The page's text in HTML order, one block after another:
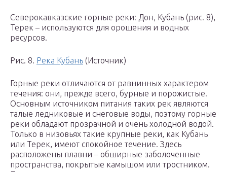
Северокавказские горные реки: Дон, Кубань (рис. 8),
Терек – используются для орошения и водных
ресурсов.
Рис. 8. Река Кубань (Источник)
Горные реки отличаются от равнинных характером
течения: они, прежде всего, бурные и порожистые.
Основным источником питания таких рек являются
талые ледниковые и снеговые воды, поэтому горные
реки обладают прозрачной и очень холодной водой.
Только в низовьях такие крупные реки, как Кубань
или Терек, имеют спокойное течение. Здесь
расположены плавни – обширные заболоченные
пространства, покрытые камышом или тростником.